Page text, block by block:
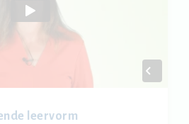
leervorm